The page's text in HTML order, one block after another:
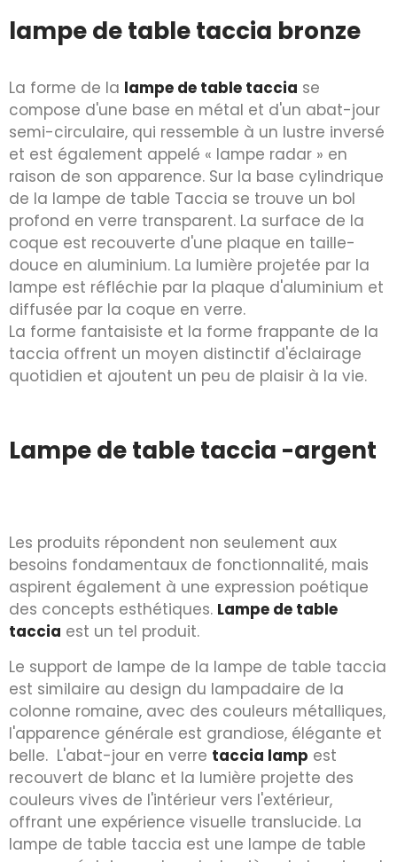
lampe de table taccia bronze
La forme de la lampe de table taccia se
compose d'une base en métal et d'un abat-jour
semi-circulaire, qui ressemble à un lustre inversé
et est également appelé « lampe radar » en
raison de son apparence. Sur la base cylindrique
de la lampe de table Taccia se trouve un bol
profond en verre transparent. La surface de la
coque est recouverte d'une plaque en taille-
douce en aluminium. La lumière projetée par la
lampe est réfléchie par la plaque d'aluminium et
diffusée par la coque en verre.
La forme fantaisiste et la forme frappante de la
taccia offrent un moyen distinctif d'éclairage
quotidien et ajoutent un peu de plaisir à la vie.
Lampe de table taccia -argent
Les produits répondent non seulement aux
besoins fondamentaux de fonctionnalité, mais
aspirent également à une expression poétique
des concepts esthétiques. Lampe de table
taccia est un tel produit.
Le support de lampe de la lampe de table taccia
est similaire au design du lampadaire de la
colonne romaine, avec des couleurs métalliques,
l'apparence générale est grandiose, élégante et
belle. L'abat-jour en verre taccia lamp est
recouvert de blanc et la lumière projette des
couleurs vives de l'intérieur vers l'extérieur,
offrant une expérience visuelle translucide. La
lampe de table taccia est une lampe de table